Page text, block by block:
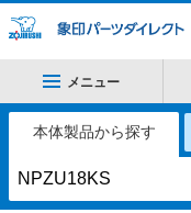
メニュー
本体製品から探す